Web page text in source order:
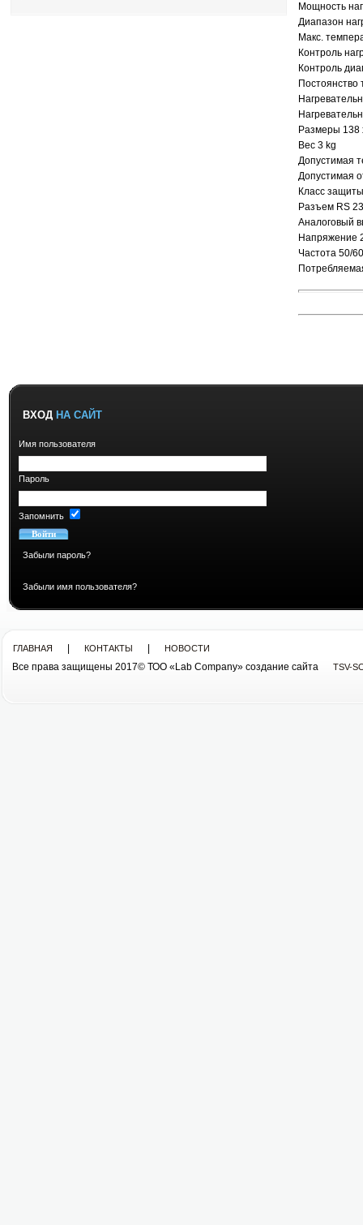
Мощность
Диапазон
Макс.
Контроль
Контроль
Постоянство
Размеры 138
Вес 3 kg
Допустимая
Допустимая
Класс
Разъем RS
Аналоговый
Напряжение
Частота 50/
ВХОД НА САЙТ
Имя пользователя
Пароль
Запомнить
Забыли пароль?
Забыли имя пользователя?
ГЛАВНАЯ КОНТАКТЫ НОВОСТИ
Все права защищены 2017© ТОО «Lab Company» cоздание сайта TSV-